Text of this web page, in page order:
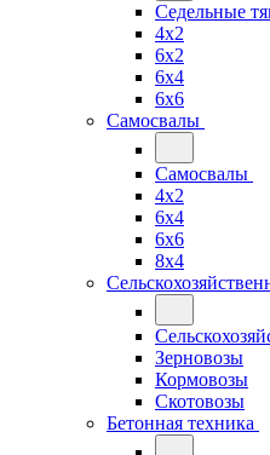
Седельные
4x2
6x2
6x4
6x6
Самосвалы
Самосвалы
4x2
6x4
6x6
8x4
Зерновозы
Кормовозы
Скотовозы
Бетонная техника